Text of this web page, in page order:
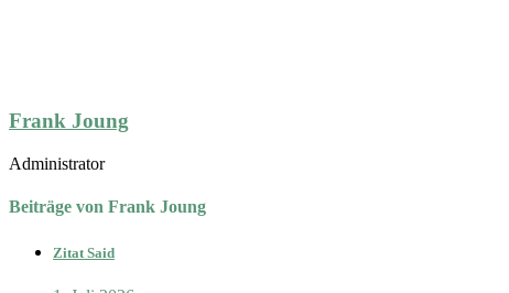
Frank Joung
Administrator
Beiträge von Frank Joung
Zitat Said